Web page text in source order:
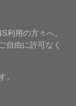
利用の方々へ。
自由に許可なく
。